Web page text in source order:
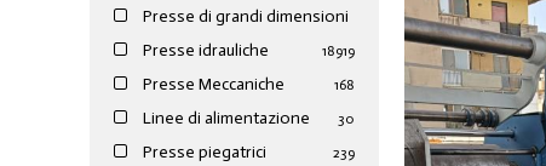
Presse di grandi dimensioni
19
Presse idrauliche 189
Presse Meccaniche 168
Linee di alimentazione 30
Presse piegatrici 239